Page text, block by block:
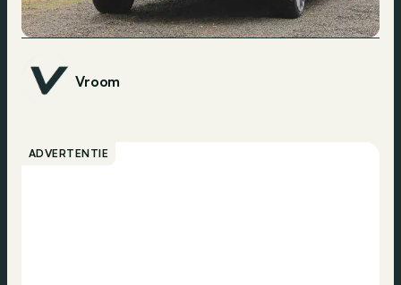
Vroom
ADVERTENTIE